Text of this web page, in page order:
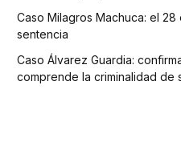
Caso Milagros Machuca: el
sentencia
Caso Álvarez Guardia:
comprende la criminalidad de